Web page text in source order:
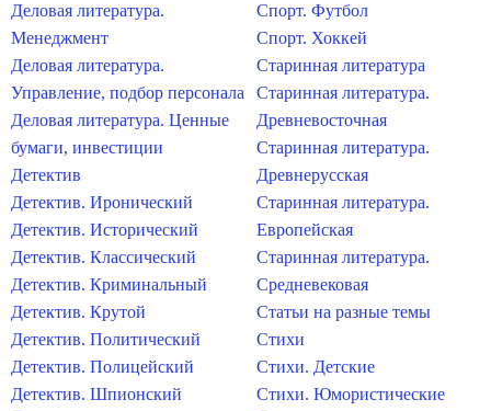
Деловая литература.
Менеджмент
Деловая литература.
Управление, подбор персонала
Деловая литература. Ценные
бумаги, инвестиции
Детектив
Детектив. Иронический
Детектив. Исторический
Детектив. Классический
Детектив. Криминальный
Детектив. Крутой
Детектив. Политический
Детектив. Полицейский
Детектив. Шпионский
Спорт. Футбол
Спорт. Хоккей
Старинная литература
Старинная литература.
Древневосточная
Старинная литература.
Древнерусская
Старинная литература.
Европейская
Старинная литература.
Средневековая
Статьи на разные темы
Стихи
Стихи. Детские
Стихи. Юмористические